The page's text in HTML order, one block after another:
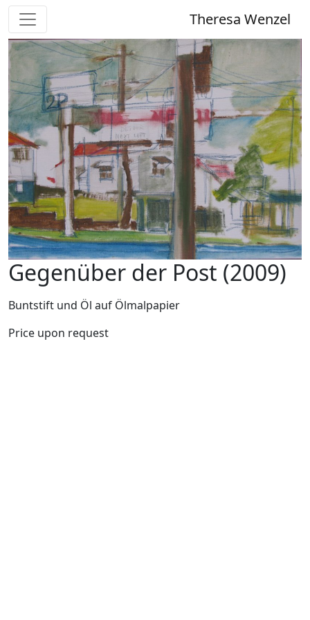
Theresa Wenzel
Gegenüber der Post (2009)
Buntstift und Öl auf Ölmalpapier
Price upon request